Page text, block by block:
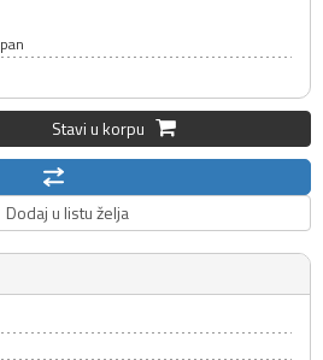
Stavi u korpu
u listu želja